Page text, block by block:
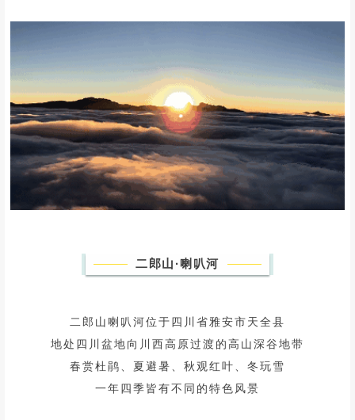
二郎山·喇叭河
二郎山喇叭河位于四川省雅安市天全县
地处四川盆地向川西高原过渡的高山深谷地带
春赏杜鹃、夏避暑、秋观红叶、冬玩雪
一年四季皆有不同的特色风景